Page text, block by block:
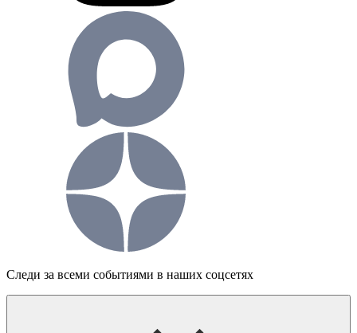
Следи за всеми событиями в наших соцсетях